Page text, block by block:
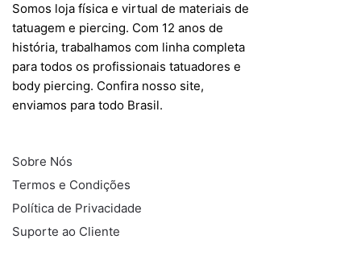
Somos loja física e virtual de materiais de
tatuagem e piercing. Com 12 anos de
história, trabalhamos com linha completa
para todos os profissionais tatuadores e
body piercing. Confira nosso site,
enviamos para todo Brasil.
Sobre Nós
Termos e Condições
Política de Privacidade
Suporte ao Cliente